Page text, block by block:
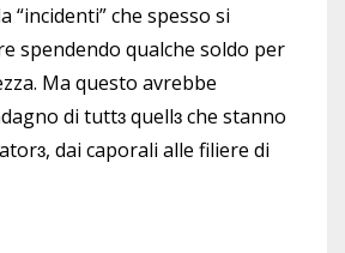
“incidenti” che spesso si
spendendo qualche soldo per
Ma questo avrebbe
di tuttɜ quellɜ che stanno
dai caporali alle filiere di